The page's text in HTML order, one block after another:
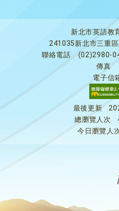
新北市英語教
241035新北市三重
聯絡電話
(02)2980-
傳真
電子信
最後更新
總瀏覽人次
今日瀏覽人